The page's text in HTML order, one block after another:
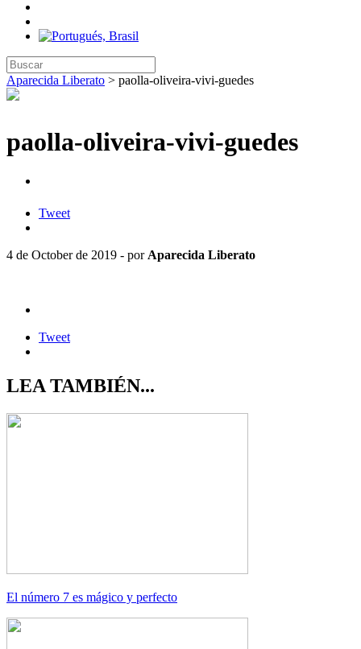
Aparecida Liberato > paolla-oliveira-vivi-guedes
paolla-oliveira-vivi-guedes
Tweet
4 de October de 2019 - por Aparecida Liberato
Tweet
LEA TAMBIÉN...
El número 7 es mágico y perfecto